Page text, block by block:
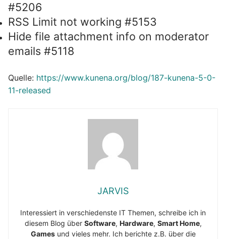
#5206
RSS Limit not working #5153
Hide file attachment info on moderator
emails #5118
Quelle: https://www.kunena.org/blog/187-kunena-5-0-
11-released
JARVIS
Interessiert in verschiedenste IT Themen, schreibe ich in
diesem Blog über Software, Hardware, Smart Home,
Gamesund vieles mehr. Ich berichte z.B. über die